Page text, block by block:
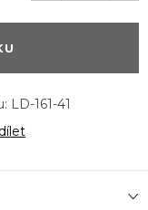
LD-161-41